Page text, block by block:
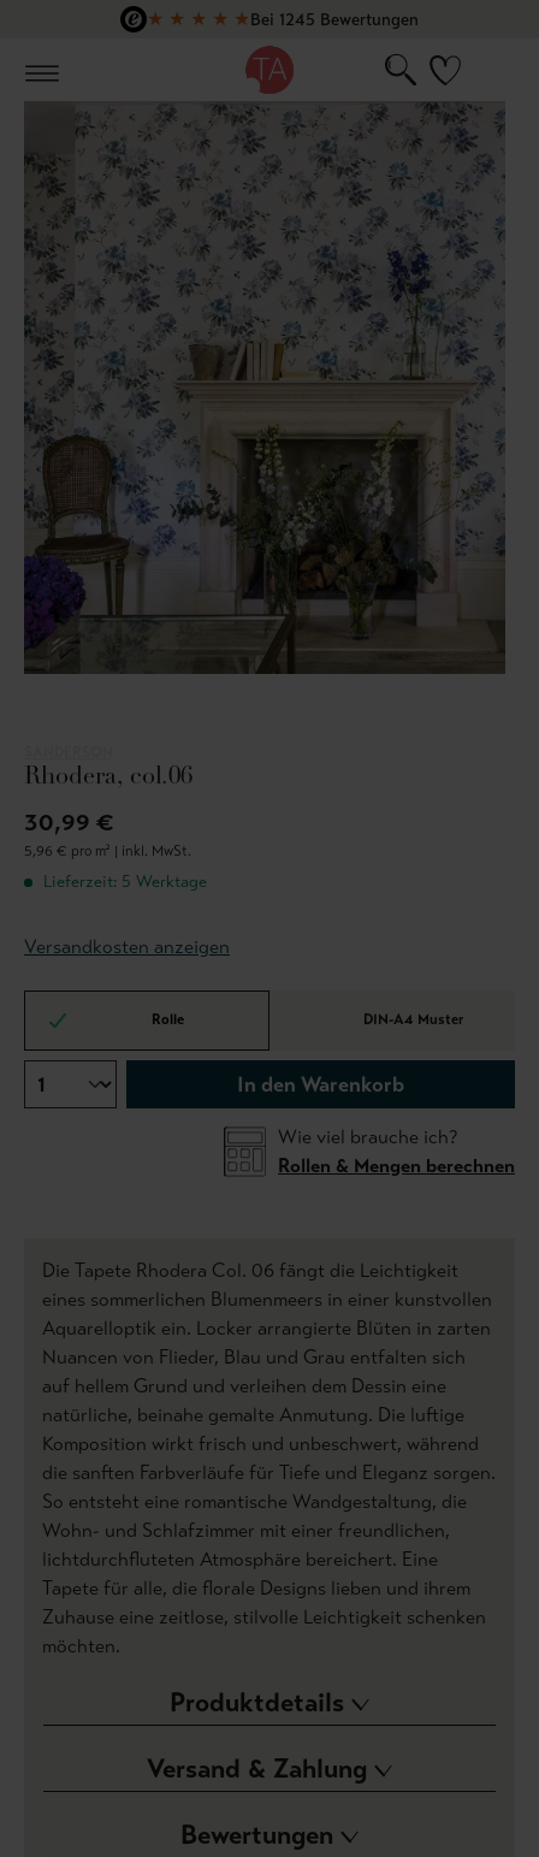
Zum Hauptinhalt springen
★ ★ ★ ★ ★Bei 1245 Bewertungen
Rhodera, col.06
30,99 €
5,96 € pro m² | inkl. MwSt.
Lieferzeit: 5 Werktage
Versandkosten anzeigen
Rolle DIN-A4 Muster
In den Warenkorb
Wie viel brauche ich?
Rollen & Mengen berechnen
Die Tapete Rhodera Col. 06 fängt die Leichtigkeit
eines sommerlichen Blumenmeers in einer kunstvollen
Aquarelloptik ein. Locker arrangierte Blüten in zarten
Nuancen von Flieder, Blau und Grau entfalten sich
auf hellem Grund und verleihen dem Dessin eine
natürliche, beinahe gemalte Anmutung. Die luftige
Komposition wirkt frisch und unbeschwert, während
die sanften Farbverläufe für Tiefe und Eleganz sorgen.
So entsteht eine romantische Wandgestaltung, die
Wohn- und Schlafzimmer mit einer freundlichen,
lichtdurchfluteten Atmosphäre bereichert. Eine
Tapete für alle, die florale Designs lieben und ihrem
Zuhause eine zeitlose, stilvolle Leichtigkeit schenken
möchten.
Produktdetails
Versand & Zahlung
Bewertungen